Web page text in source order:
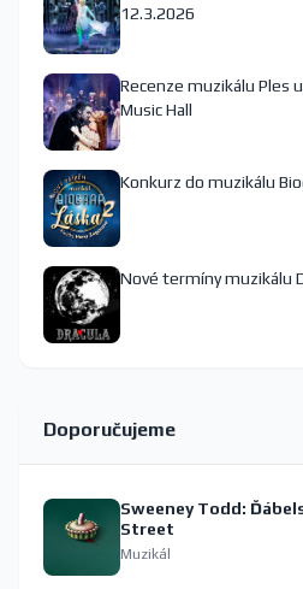
12.3.2026
Recenze muzikálu Ples
Music Hall
Konkurz do muzikálu
Nové termíny muzikálu
Doporučujeme
Sweeney Todd:
Street
Muzikál